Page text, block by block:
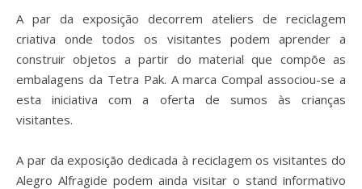
A par da exposição decorrem ateliers de reciclagem
criativa onde todos os visitantes podem aprender a
construir objetos a partir do material que compõe as
embalagens da Tetra Pak. A marca Compal associou-se a
esta iniciativa com a oferta de sumos às crianças
visitantes.
A par da exposição dedicada à reciclagem os visitantes do
Alegro Alfragide podem ainda visitar o stand informativo